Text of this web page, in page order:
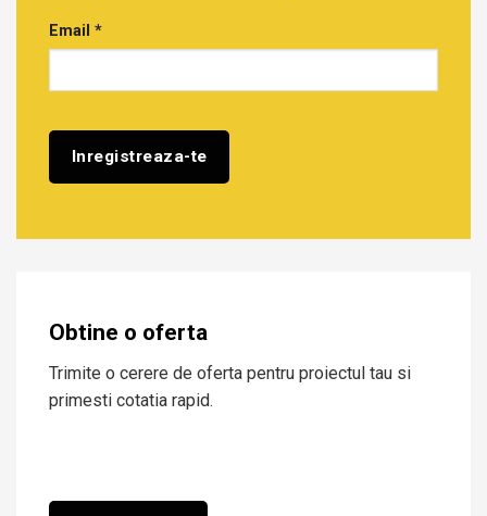
Email *
Obtine o oferta
Trimite o cerere de oferta pentru proiectul tau si
primesti cotatia rapid.